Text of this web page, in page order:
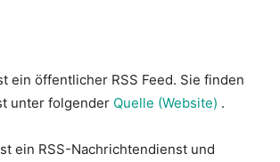
ein öffentlicher RSS Feed. Sie finden
unter folgender Quelle (Website) .
ein RSS-Nachrichtendienst und